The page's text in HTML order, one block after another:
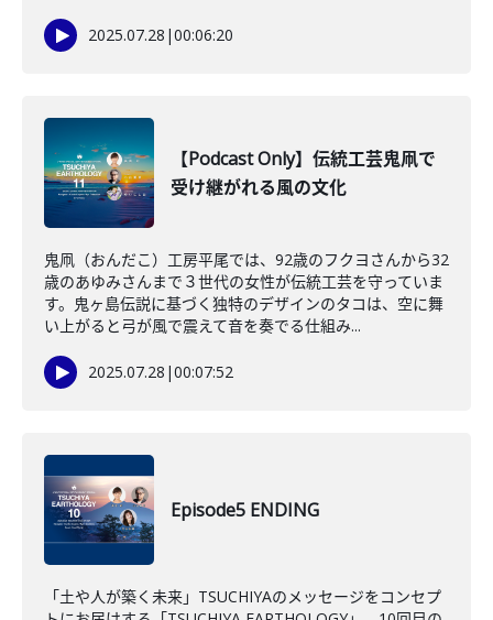
2025.07.28 |00:06:20
【Podcast Only】伝統工芸鬼凧で
受け継がれる風の文化
鬼凧（おんだこ）工房平尾では、92歳のフクヨさんから32
歳のあゆみさんまで３世代の女性が伝統工芸を守っていま
す。鬼ヶ島伝説に基づく独特のデザインのタコは、空に舞
い上がると弓が風で震えて音を奏でる仕組み...
2025.07.28 |00:07:52
Episode5 ENDING
「土や人が築く未来」TSUCHIYAのメッセージをコンセプ